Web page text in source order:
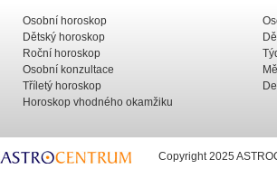
Osobní horoskop
Dětský horoskop
Roční horoskop
Osobní konzultace
Tříletý horoskop
Horoskop vhodného okamžiku
Copyright 2025